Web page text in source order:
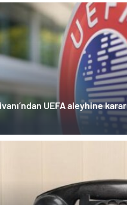
UEFA aleyhine karar